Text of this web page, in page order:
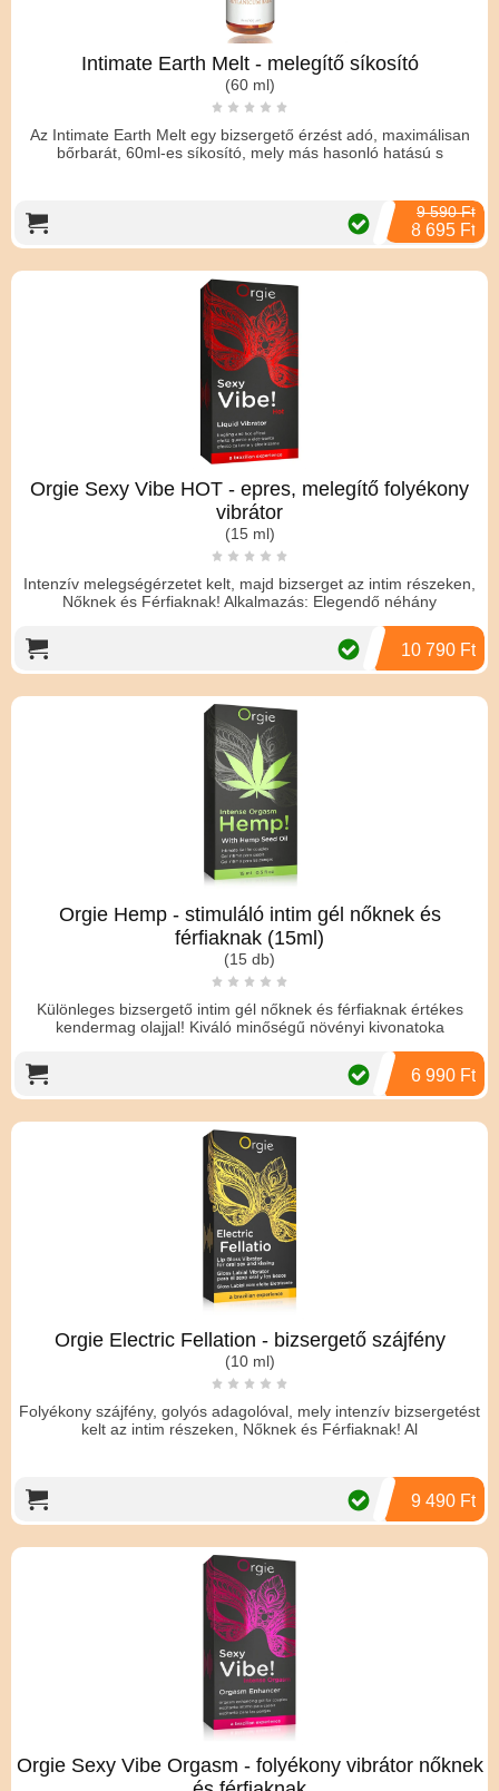
Intimate Earth Melt - melegítő síkosító
(60 ml)
Az Intimate Earth Melt egy bizsergető érzést adó, maximálisan
bőrbarát, 60ml-es síkosító, mely más hasonló hatású s
9 590 Ft
8 695 Ft
Orgie Sexy Vibe HOT - epres, melegítő folyékony
vibrátor
(15 ml)
Intenzív melegségérzetet kelt, majd bizserget az intim részeken,
Nőknek és Férfiaknak! Alkalmazás: Elegendő néhány
10 790 Ft
Orgie Hemp - stimuláló intim gél nőknek és
férfiaknak (15ml)
(15 db)
Különleges bizsergető intim gél nőknek és férfiaknak értékes
kendermag olajjal! Kiváló minőségű növényi kivonatoka
6 990 Ft
Orgie Electric Fellation - bizsergető szájfény
(10 ml)
Folyékony szájfény, golyós adagolóval, mely intenzív bizsergetést
kelt az intim részeken, Nőknek és Férfiaknak! Al
9 490 Ft
Orgie Sexy Vibe Orgasm - folyékony vibrátor nőknek